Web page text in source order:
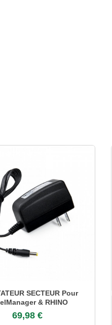
SECTEUR Pour
& RHINO
69,98 €